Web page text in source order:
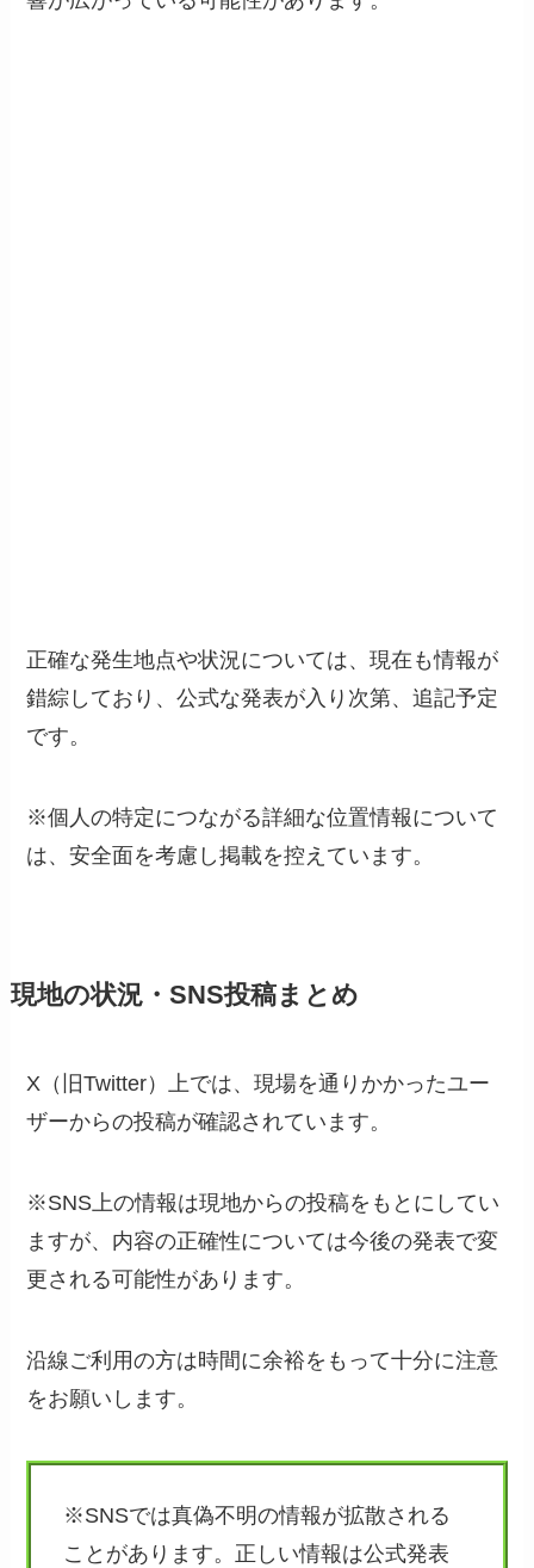
正確な発生地点や状況については、現在も情報が
錯綜しており、公式な発表が入り次第、追記予定
です。
※個人の特定につながる詳細な位置情報について
は、安全面を考慮し掲載を控えています。
現地の状況・SNS投稿まとめ
X（旧Twitter）上では、現場を通りかかったユー
ザーからの投稿が確認されています。
※SNS上の情報は現地からの投稿をもとにしてい
ますが、内容の正確性については今後の発表で変
更される可能性があります。
沿線ご利用の方は時間に余裕をもって十分に注意
をお願いします。
※SNSでは真偽不明の情報が拡散される
ことがあります。正しい情報は公式発表